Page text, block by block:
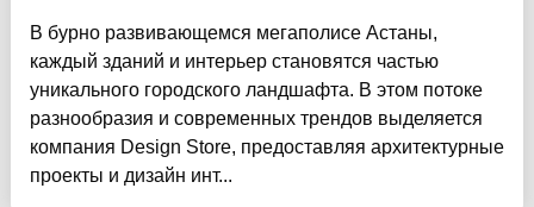
​В бурно развивающемся мегаполисе Астаны,
каждый зданий и интерьер становятся частью
уникального городского ландшафта. В этом потоке
разнообразия и современных трендов выделяется
компания Design Store, предоставляя архитектурные
проекты и дизайн инт...